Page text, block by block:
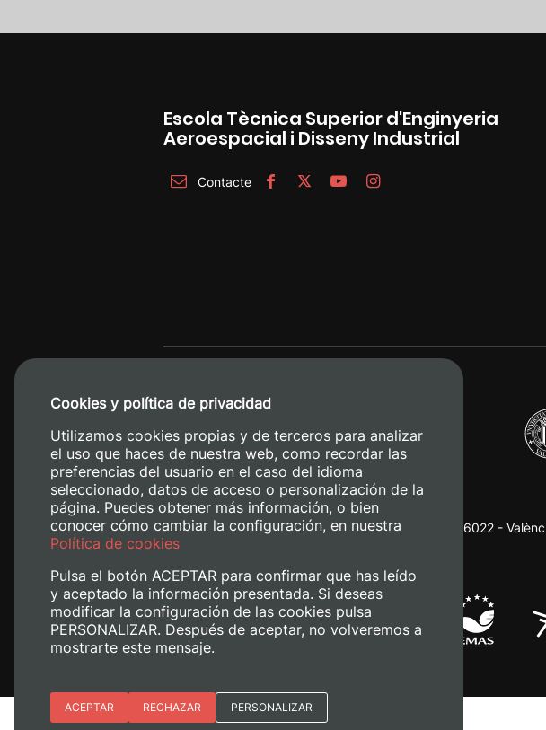
Escola Tècnica Superior d'Enginyeria
Aeroespacial i Disseny Industrial
Contacte
Camino de Vera, s/n. 46022 -
Cookies y política de privacidad
Utilizamos cookies propias y de terceros para analizar
el uso que haces de nuestra web, como recordar las
preferencias del usuario en el caso del idioma
seleccionado, datos de acceso o personalización de la
página. Puedes obtener más información, o bien
conocer cómo cambiar la configuración, en nuestra
Política de cookies
Pulsa el botón ACEPTAR para confirmar que has leído
y aceptado la información presentada. Si deseas
modificar la configuración de las cookies pulsa
PERSONALIZAR. Después de aceptar, no volveremos a
mostrarte este mensaje.
Esenciales
ACEPTAR RECHAZAR PERSONALIZAR